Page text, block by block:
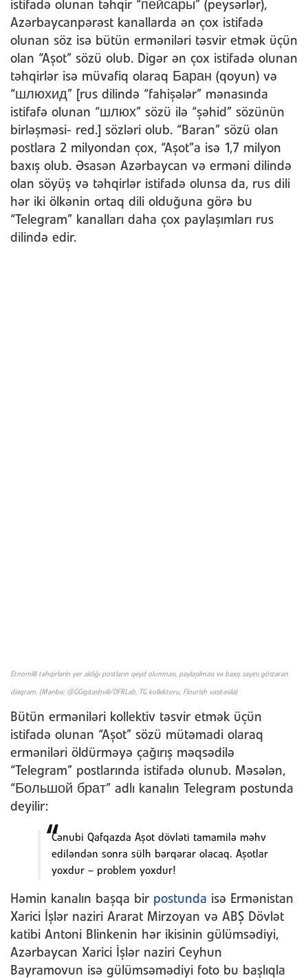
istifadə olunan təhqir “пейсары” (peysərlər),
Azərbaycanpərəst kanallarda ən çox istifadə
olunan söz isə bütün erməniləri təsvir etmək üçün
olan “Aşot” sözü olub. Digər ən çox istifadə olunan
təhqirlər isə müvafiq olaraq Баран (qoyun) və
“шлюхид” [rus dilində “fahişələr” mənasında
istifafə olunan “шлюх” sözü ilə “şəhid” sözünün
birləşməsi- red.] sözləri olub. “Baran” sözü olan
postlara 2 milyondan çox, “Aşot”a isə 1,7 milyon
baxış olub. Əsasən Azərbaycan və erməni dilində
olan söyüş və təhqirlər istifadə olunsa da, rus dili
hər iki ölkənin ortaq dili olduğuna görə bu
“Telegram” kanalları daha çox paylaşımları rus
dilində edir.
Etnomilli təhqirlərin yer aldığı postların qeyd olunması, paylaşılması və baxış sayını göstərən
diaqram. (Mənbə: @GGigitashvili/DFRLab, TG kollektoru, Flourish vasitəsilə)
Bütün erməniləri kollektiv təsvir etmək üçün
istifadə olunan “Aşot” sözü mütəmadi olaraq
erməniləri öldürməyə çağırış məqsədilə
“Telegram” postlarında istifadə olunub. Məsələn,
“Большой брат” adlı kanalın Telegram postunda
deyilir:
Cənubi Qafqazda Aşot dövləti tamamilə məhv
ediləndən sonra sülh bərqərar olacaq. Aşotlar
yoxdur – problem yoxdur!
Həmin kanalın başqa bir postunda isə Ermənistan
Xarici İşlər naziri Ararat Mirzoyan və ABŞ Dövlət
katibi Antoni Blinkenin hər ikisinin gülümsədiyi,
Azərbaycan Xarici İşlər naziri Ceyhun
Bayramovun isə gülümsəmədiyi foto bu başlıqla